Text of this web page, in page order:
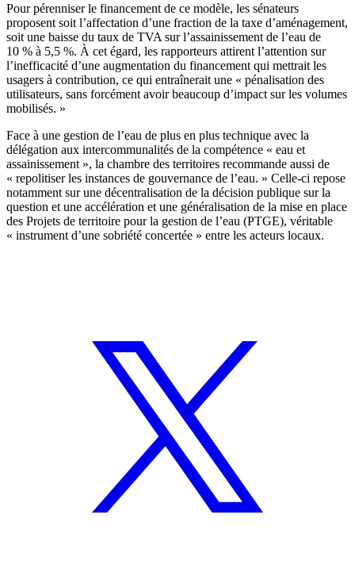
Pour pérenniser le financement de ce modèle, les sénateurs
proposent soit l’affectation d’une fraction de la taxe d’aménagement,
soit une baisse du taux de TVA sur l’assainissement de l’eau de
10 % à 5,5 %. À cet égard, les rapporteurs attirent l’attention sur
l’inefficacité d’une augmentation du financement qui mettrait les
usagers à contribution, ce qui entraînerait une « pénalisation des
utilisateurs, sans forcément avoir beaucoup d’impact sur les volumes
mobilisés. »
Face à une gestion de l’eau de plus en plus technique avec la
délégation aux intercommunalités de la compétence « eau et
assainissement », la chambre des territoires recommande aussi de
« repolitiser les instances de gouvernance de l’eau. » Celle-ci repose
notamment sur une décentralisation de la décision publique sur la
question et une accélération et une généralisation de la mise en place
des Projets de territoire pour la gestion de l’eau (PTGE), véritable
« instrument d’une sobriété concertée » entre les acteurs locaux.